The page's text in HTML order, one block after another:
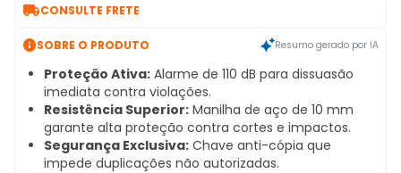
CONSULTE FRETE
SOBRE O PRODUTO Resumo gerado por IA
Proteção Ativa: Alarme de 110 dB para dissuasão
imediata contra violações.
Resistência Superior: Manilha de aço de 10 mm
garante alta proteção contra cortes e impactos.
Segurança Exclusiva: Chave anti-cópia que
impede duplicações não autorizadas.